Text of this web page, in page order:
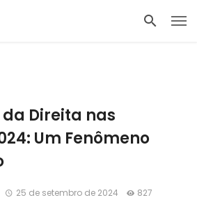
Direita nas
Um Fenômeno
25 de setembro de 2024
827